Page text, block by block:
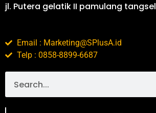
jl. Putera gelatik II pamulang tangsel
Email : Marketing@SPlusA.id
Telp : 0858-8899-6687